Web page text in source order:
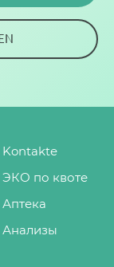
Kontakte
ЭКО по квоте
Аптека
Анализы